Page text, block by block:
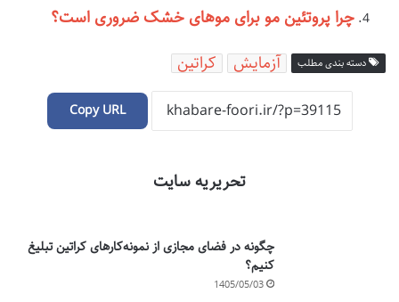
چرا پروتئین مو برای موهای خشک ضروری است؟
دسته بندی مطلب آزمایش کراتین
Copy URL
تحریریه سایت
چگونه در فضای مجازی از نمونه‌کارهای کراتین تبلیغ
کنیم؟
1405/05/03